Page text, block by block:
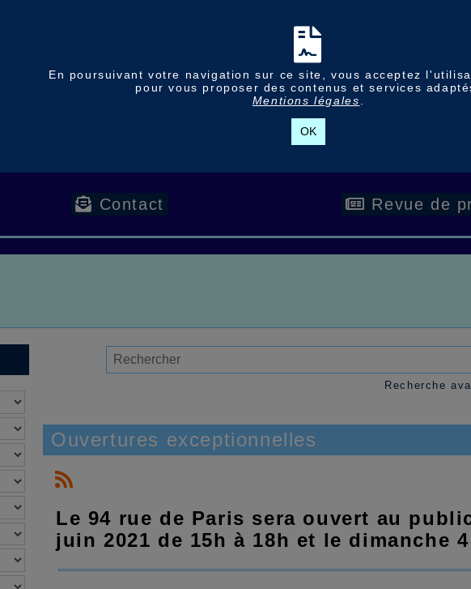
En poursuivant votre navigation sur ce site, vous acceptez
pour vous proposer des contenus et services
Mentions légales
OK
Contact Revue de
Recherche
Ouvertures exceptionnelles
Le 94 rue de Paris sera ouvert au
juin 2021 de 15h à 18h et le dimanche